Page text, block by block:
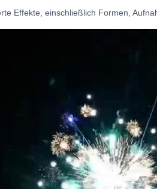
Effekte, einschließlich Formen,